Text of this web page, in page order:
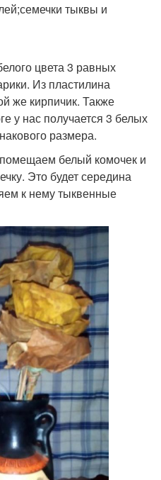
тыквы и
цвета 3 равных
Из пластилина
же кирпичик. Также
у нас получается 3 белых
размера.
белый комочек и
Это будет середина
к нему тыквенные